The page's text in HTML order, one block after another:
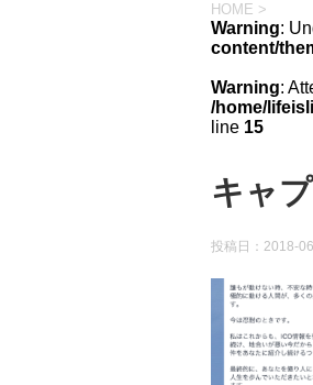
HOME >
Warning:
content/
Warning:
/home/
line 15
キャ
投稿日： 2018-